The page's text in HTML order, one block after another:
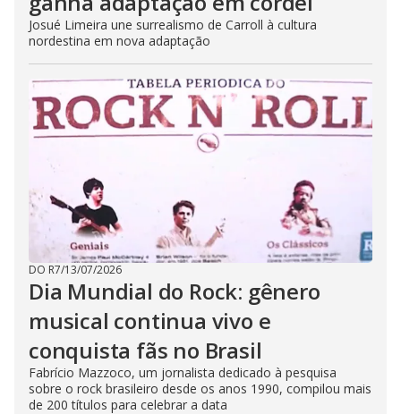
Josué Limeira une surrealismo de Carroll à cultura
nordestina em nova adaptação
DO R7/13/07/2026
Dia Mundial do Rock: gênero
musical continua vivo e
conquista fãs no Brasil
Fabrício Mazzoco, um jornalista dedicado à pesquisa
sobre o rock brasileiro desde os anos 1990, compilou mais
de 200 títulos para celebrar a data